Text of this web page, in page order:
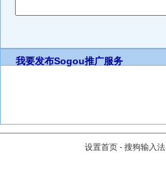
我要发布Sogou推广服务
设置首页 - 搜狗输入法